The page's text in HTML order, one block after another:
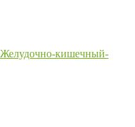
Желудочно-кишечный-